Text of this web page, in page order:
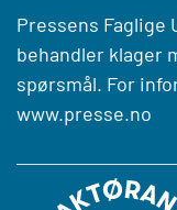
Pressens Faglige
behandler klager
spørsmål. For
www.presse.no